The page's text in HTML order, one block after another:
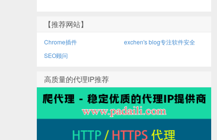
【推荐网站】
Chrome插件
exchen's blog专注软件安全
SEO顾问
高质量的代理IP推荐